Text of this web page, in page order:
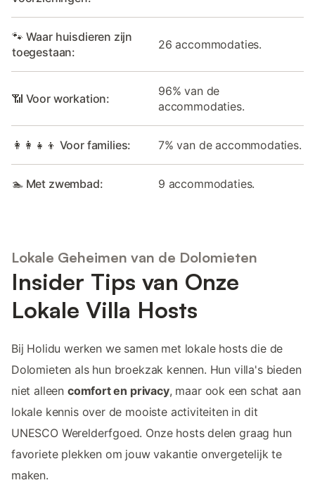
🐾 Waar huisdieren zijn
toegestaan:
26 accommodaties.
📶 Voor workation:
96% van de
accommodaties.
👩‍👩‍👧‍👦 Voor families: 7% van de accommodaties.
🏊 Met zwembad: 9 accommodaties.
Lokale Geheimen van de Dolomieten
Insider Tips van Onze
Lokale Villa Hosts
Bij Holidu werken we samen met lokale hosts die de
Dolomieten als hun broekzak kennen. Hun villa's bieden
niet alleen comfort en privacy, maar ook een schat aan
lokale kennis over de mooiste activiteiten in dit
UNESCO Werelderfgoed. Onze hosts delen graag hun
favoriete plekken om jouw vakantie onvergetelijk te
maken.